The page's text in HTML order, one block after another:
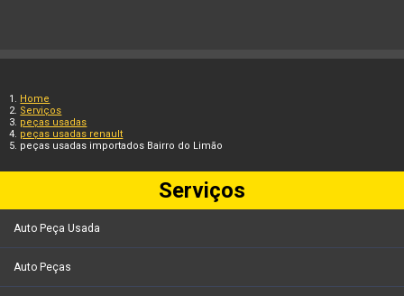
Home
Serviços
peças usadas
peças usadas renault
peças usadas importados Bairro do Limão
Serviços
Auto Peça Usada
Auto Peças